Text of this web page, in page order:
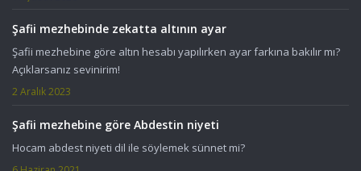
Şafii mezhebinde zekatta altının ayar
Şafii mezhebine göre altın hesabı yapılırken ayar farkına bakılır mı?
Açıklarsanız sevinirim!
2 Aralık 2023
Şafii mezhebine göre Abdestin niyeti
Hocam abdest niyeti dil ile söylemek sünnet mi?